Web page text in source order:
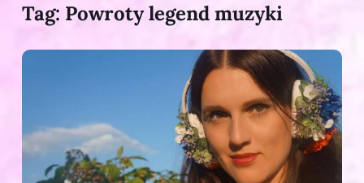
Tag: Powroty legend muzyki